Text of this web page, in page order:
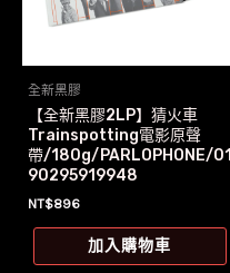
全新黑膠
【全新黑膠2LP】猜火車
Trainspotting電影原聲
帶/180g/PARLOPHONE/01
90295919948
NT$896
加入購物車